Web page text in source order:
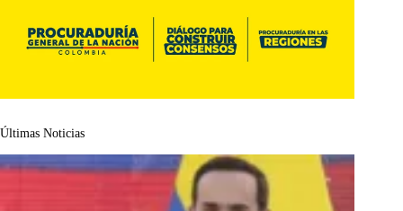
Últimas Noticias